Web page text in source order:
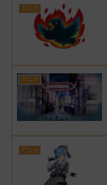
アニメ
アニメ
アニメ